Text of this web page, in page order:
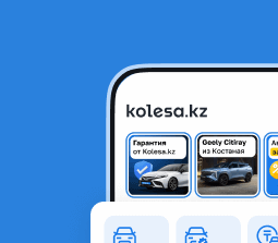
Toyota Crown 2005 года